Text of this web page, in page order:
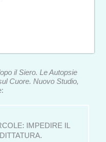
il Siero. Le Autopsie
Cuore. Nuovo Studio,
IMPEDIRE IL